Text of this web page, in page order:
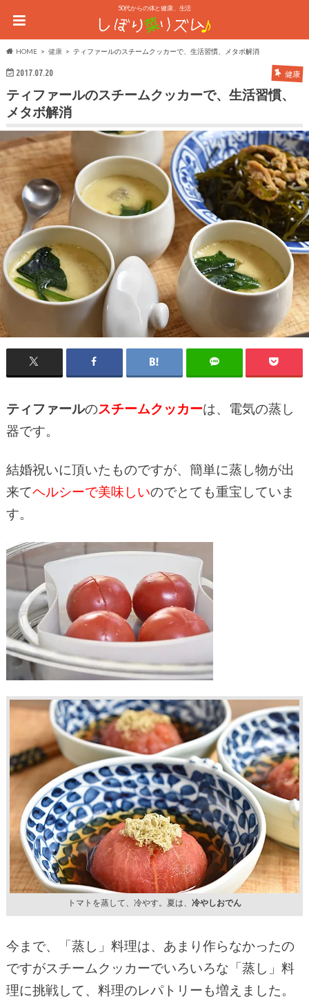
50代からの体と健康、生活
HOME 健康 ティファールのスチームクッカーで、生活習慣、メタボ解消
2017.07.20 健康
ティファールのスチームクッカーで、生活習慣、
メタボ解消
ティファールのスチームクッカーは、電気の蒸し
器です。
結婚祝いに頂いたものですが、簡単に蒸し物が出
来てヘルシーで美味しいのでとても重宝していま
す。
トマトを蒸して、冷やす。夏は、 冷やしおでん
今まで、「蒸し」料理は、あまり作らなかったの
ですがスチームクッカーでいろいろな「蒸し」料
理に挑戦して、料理のレパトリーも増えました。